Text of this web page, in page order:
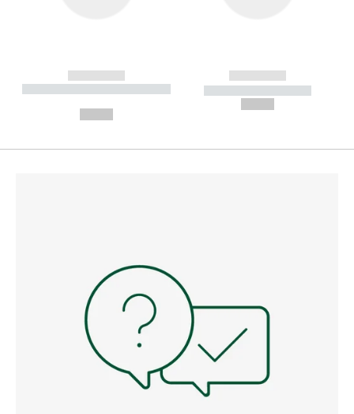
------------
----------- ----------- --------
------------
----------- -----------